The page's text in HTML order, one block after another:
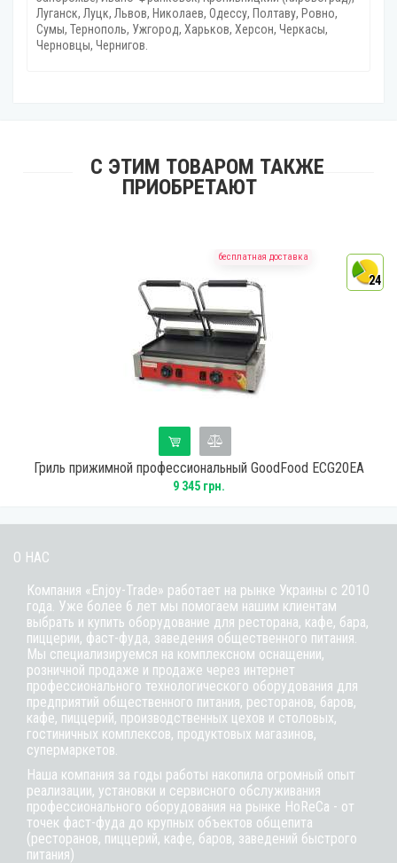
Луганск, Луцк, Львов, Николаев, Одессу, Полтаву, Ровно,
Сумы, Тернополь, Ужгород‎, Харьков, Херсон‎, Черкасы,
Черновцы, Чернигов.
С ЭТИМ ТОВАРОМ ТАКЖЕ
ПРИОБРЕТАЮТ
бесплатная доставка
24
Гриль прижимной профессиональный GoodFood ECG20EA
9 345 грн.
О НАС
Компания «Enjoy-Trade» работает на рынке Украины с 2010
года. Уже более 6 лет мы помогаем нашим клиентам
выбрать и купить оборудование для ресторана, кафе, бара,
пиццерии, фаст-фуда, заведения общественного питания.
Мы специализируемся на комплексном оснащении,
розничной продаже и продаже через интернет
профессионального технологического оборудования для
предприятий общественного питания, ресторанов, баров,
кафе, пиццерий, производственных цехов и столовых,
гостиничных комплексов, продуктовых магазинов,
супермаркетов.
Наша компания за годы работы накопила огромный опыт
реализации, установки и сервисного обслуживания
профессионального оборудования на рынке HoReCa - от
точек фаст-фуда до крупных объектов общепита
(ресторанов, пиццерий, кафе, баров, заведений быстрого
питания)